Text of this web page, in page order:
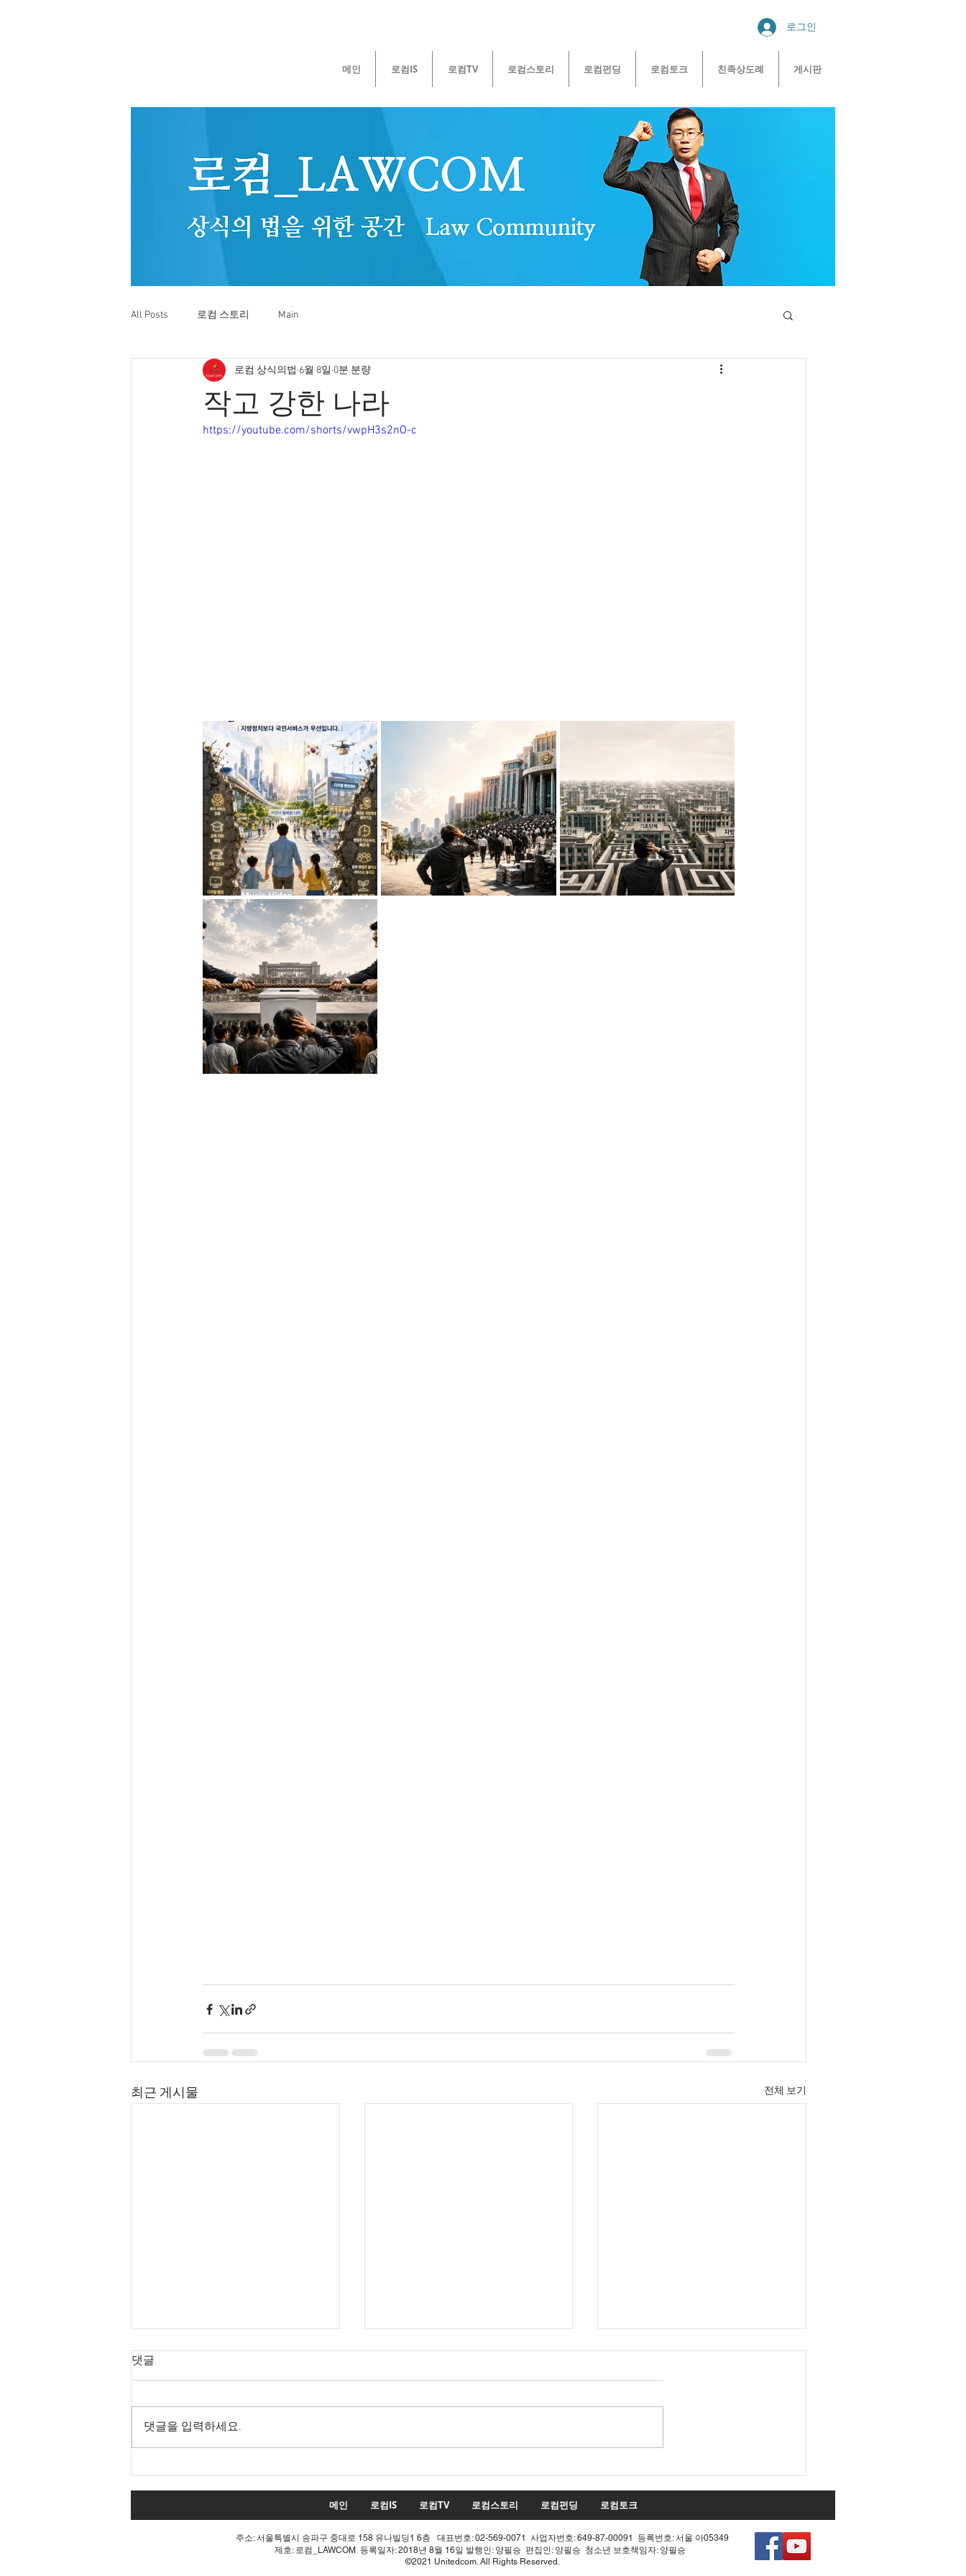
로그인
메인 로컴IS 로컴TV 로컴스토리 로컴펀딩 로컴토크 친족상도례 게시판
All Posts 로컴 스토리 Main
작고 강한 나라
로컴 상식의법 6월 8일 0분 분량
https://youtube.com/shorts/vwpH3s2nO-c
최근 게시물 전체 보기
깨진 개헌의 꿈
개헌', 의장 실언 한 방에 완전
침몰!
'제10차 헌법 개정'의 비참한
몰락.
댓글
댓글을 입력하세요.
메인 로컴IS 로컴TV 로컴스토리 로컴펀딩 로컴토크
주소: 서울특별시 송파구 중대로 158 유나빌딩1 6층 대표번호: 02-569-0071 사업자번호: 649-87-00091 등록번호: 서울 아05349
제호: 로컴_LAWCOM 등록일자: 2018년 8월 16일 발행인: 양필승 편집인: 양필승 청소년 보호책임자: 양필승
©2021 Unitedcom. All Rights Reserved.